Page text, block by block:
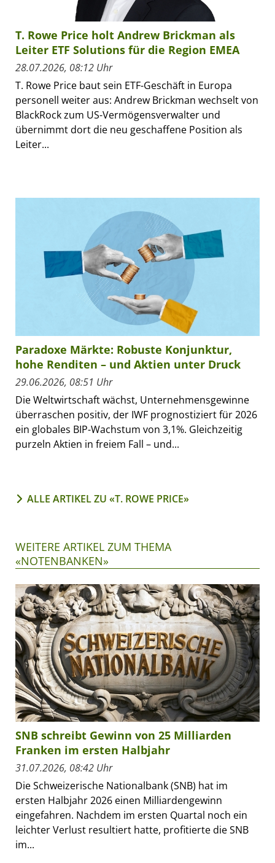
T. Rowe Price holt Andrew Brickman als
Leiter ETF Solutions für die Region EMEA
28.07.2026, 08:12 Uhr
T. Rowe Price baut sein ETF-Geschäft in Europa
personell weiter aus: Andrew Brickman wechselt von
BlackRock zum US-Vermögensverwalter und
übernimmt dort die neu geschaffene Position als
Leiter...
Paradoxe Märkte: Robuste Konjunktur,
hohe Renditen – und Aktien unter Druck
29.06.2026, 08:51 Uhr
Die Weltwirtschaft wächst, Unternehmensgewinne
überraschen positiv, der IWF prognostiziert für 2026
ein globales BIP-Wachstum von 3,1%. Gleichzeitig
purzeln Aktien in freiem Fall – und...
ALLE ARTIKEL ZU «T. ROWE PRICE»
WEITERE ARTIKEL ZUM THEMA
«NOTENBANKEN»
SNB schreibt Gewinn von 25 Milliarden
Franken im ersten Halbjahr
31.07.2026, 08:42 Uhr
Die Schweizerische Nationalbank (SNB) hat im
ersten Halbjahr 2026 einen Milliardengewinn
eingefahren. Nachdem im ersten Quartal noch ein
leichter Verlust resultiert hatte, profitierte die SNB
im...